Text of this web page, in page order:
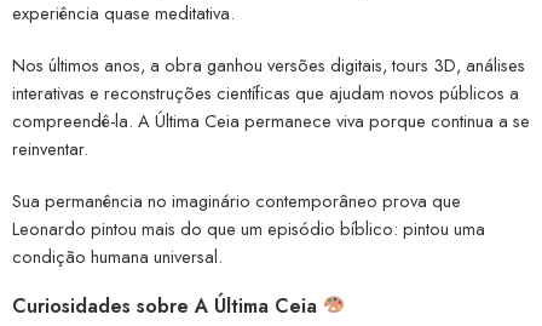
experiência quase meditativa.
Nos últimos anos, a obra ganhou versões digitais, tours 3D, análises
interativas e reconstruções científicas que ajudam novos públicos a
compreendê-la. A Última Ceia permanece viva porque continua a se
reinventar.
Sua permanência no imaginário contemporâneo prova que
Leonardo pintou mais do que um episódio bíblico: pintou uma
condição humana universal.
Curiosidades sobre A Última Ceia